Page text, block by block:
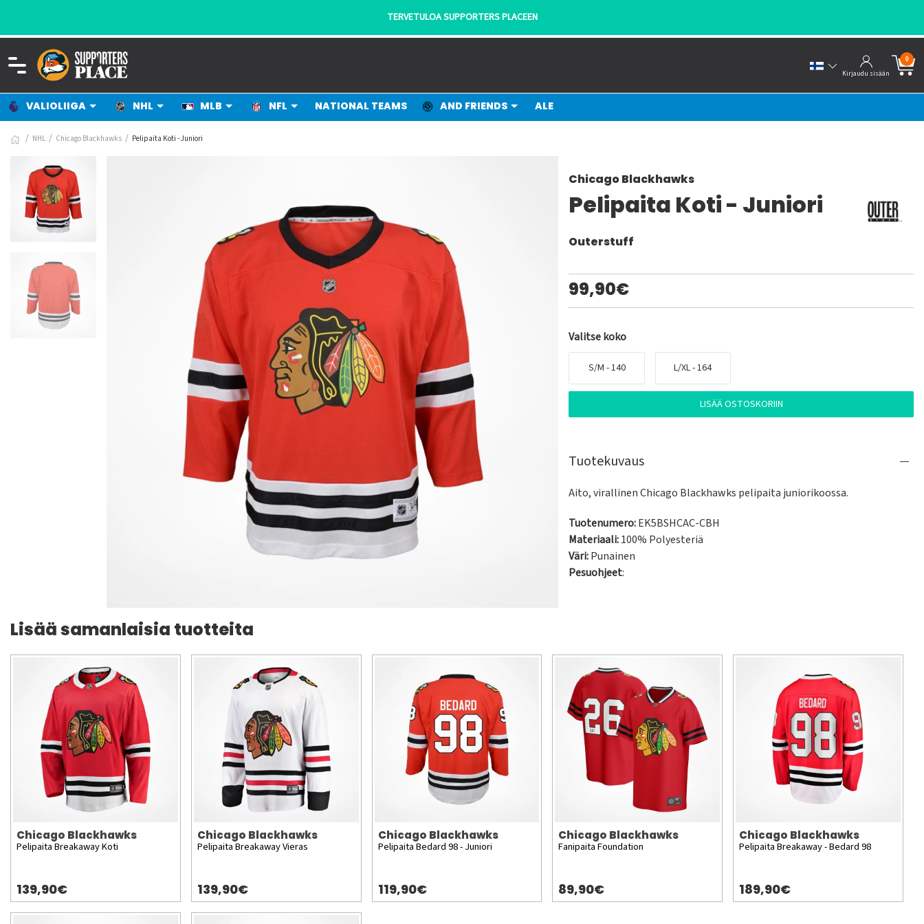
TERVETULOA SUPPORTERS PLACEEN
Kirjaudu sisään
0
VALIOLIIGA NHL MLB NFL NATIONAL TEAMS AND FRIENDS ALE
NHL Chicago Blackhawks Pelipaita Koti - Juniori
Chicago Blackhawks
Pelipaita Koti - Juniori
Outerstuff
99,90€
Valitse koko
S/M - 140 L/XL - 164
LISÄÄ OSTOSKORIIN
Tuotekuvaus
Aito, virallinen Chicago Blackhawks pelipaita juniorikoossa.
Tuotenumero:EK5BSHCAC-CBH
Materiaali:100% Polyesteriä
Väri:Punainen
Pesuohjeet:
Lisää samanlaisia tuotteita
Chicago Blackhawks
Pelipaita Breakaway Koti
139,90€
Chicago Blackhawks
Pelipaita Breakaway Vieras
139,90€
Chicago Blackhawks
Pelipaita Bedard 98 - Juniori
119,90€
Chicago Blackhawks
Fanipaita Foundation
89,90€
Chicago Blackhawks
Pelipaita Breakaway - Bedard 98
189,90€